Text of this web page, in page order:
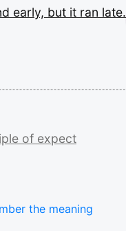
early, but it ran late.
of expect
the meaning